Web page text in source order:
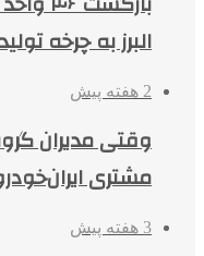
البرز به چرخه
2 هفته پیش
وقتی مدیران
مشتری
3 هفته پیش